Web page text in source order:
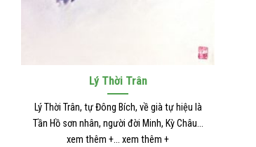
Trương Trọng Cảnh
Tên là Cơ, người đời Đông Hán, quận Nam
Dương (nay là Hà Nam, Nam Dương). Ông là
tác giả... xem thêm +... xem thêm +